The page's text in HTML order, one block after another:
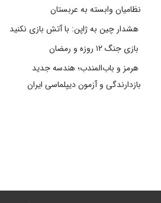
نظامیان وابسته به عربستان
هشدار چین به ژاپن: با آتش بازی نکنید
بازی جنگ ۱۲ روزه و رمضان
هرمز و باب‌المندب؛ هندسه جدید
بازدارندگی و آزمون دیپلماسی ایران